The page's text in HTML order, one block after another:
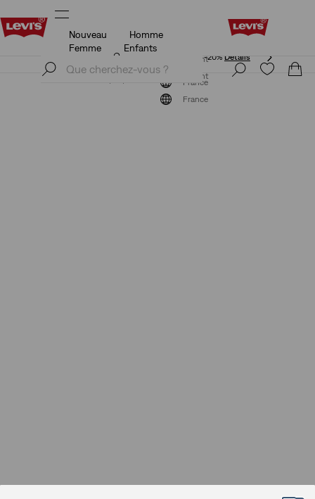
Unidays: Les étudiants bénéficient de -20%
S'inscrire maintenant
France
Nouveau
Homme
Femme
Enfants
Unidays: Les étudiants bénéficient de -20% Détails
S'inscrire maintenant
France